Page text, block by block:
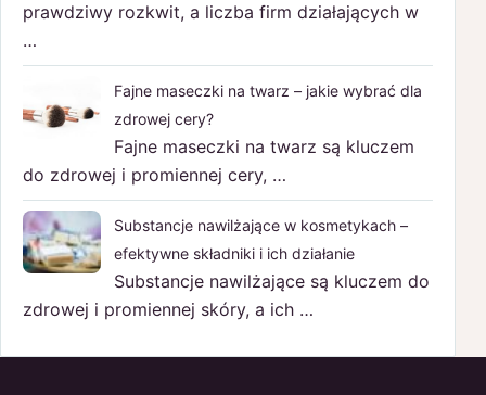
prawdziwy rozkwit, a liczba firm działających w
…
Fajne maseczki na twarz – jakie wybrać dla
zdrowej cery?
Fajne maseczki na twarz są kluczem
do zdrowej i promiennej cery, …
Substancje nawilżające w kosmetykach –
efektywne składniki i ich działanie
Substancje nawilżające są kluczem do
zdrowej i promiennej skóry, a ich …